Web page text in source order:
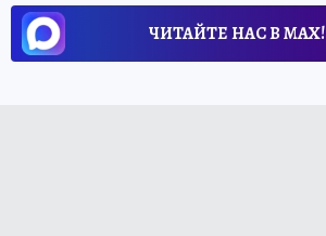
ЧИТАЙТЕ НАС В МАХ!